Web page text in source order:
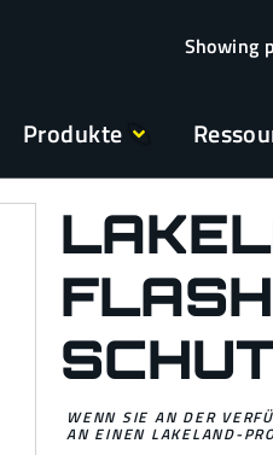
Produkte
WENN SIE AN DER
AN EINEN LAKELAND-